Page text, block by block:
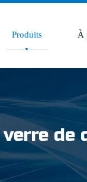
Produits À
de